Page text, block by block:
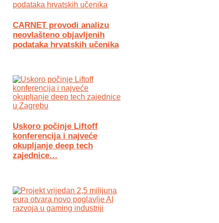
CARNET provodi analizu
neovlašteno objavljenih
podataka hrvatskih učenika
Uskoro počinje Liftoff
konferencija i najveće
okupljanje deep tech
zajednice…